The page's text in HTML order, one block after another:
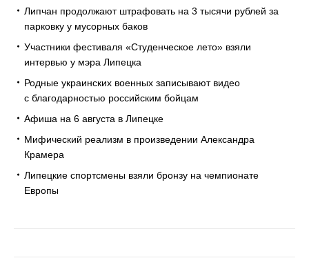
Липчан продолжают штрафовать на 3 тысячи рублей за
парковку у мусорных баков
Участники фестиваля «Студенческое лето» взяли
интервью у мэра Липецка
Родные украинских военных записывают видео
с благодарностью российским бойцам
Афиша на 6 августа в Липецке
Мифический реализм в произведении Александра
Крамера
Липецкие спортсмены взяли бронзу на чемпионате
Европы